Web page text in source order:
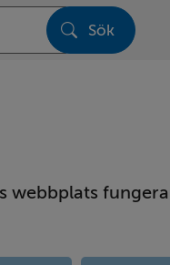
Sök
webbplats